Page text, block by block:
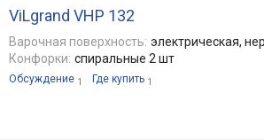
ViLgrand VHP 132
Варочная поверхность: электрическая,
Конфорки: спиральные 2 шт
Обсуждение 1 Где купить 1